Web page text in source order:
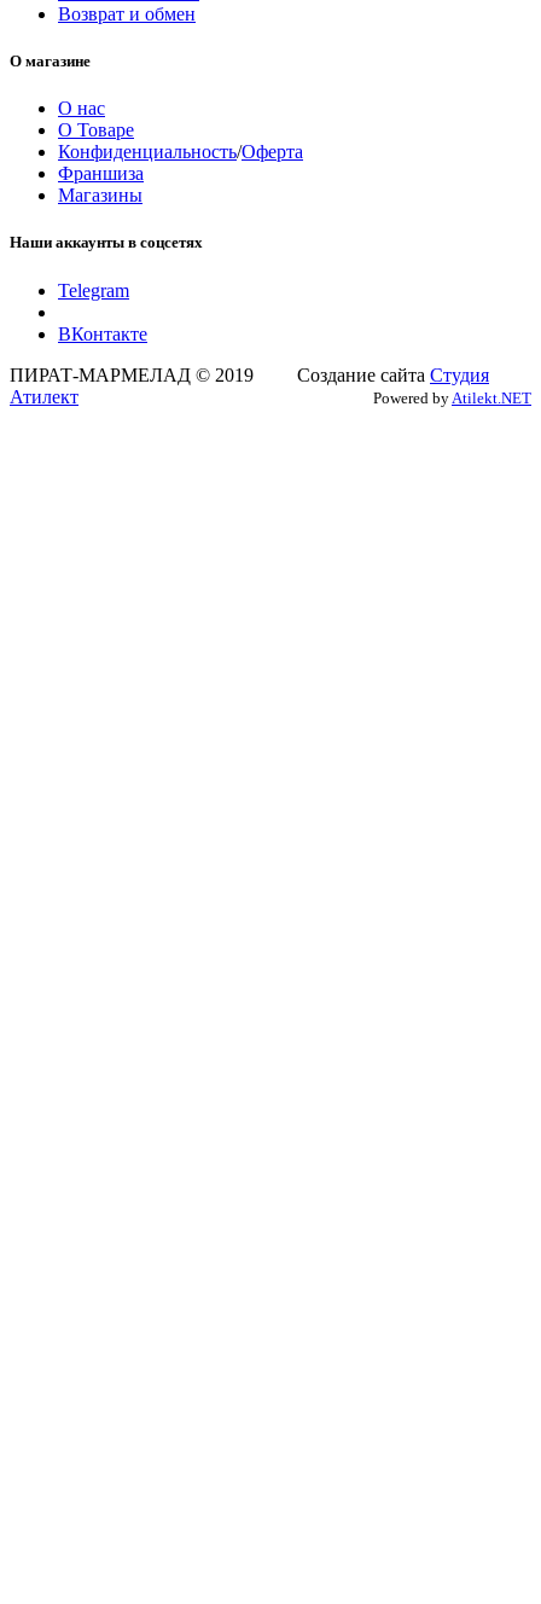
Возврат и обмен
О магазине
О нас
О Товаре
Конфиденциальность/Оферта
Франшиза
Магазины
Наши аккаунты в соцсетях
Telegram
ВКонтакте
ПИРАТ-МАРМЕЛАД © 2019 Создание сайта Студия
Атилект
Powered by Atilekt.NET